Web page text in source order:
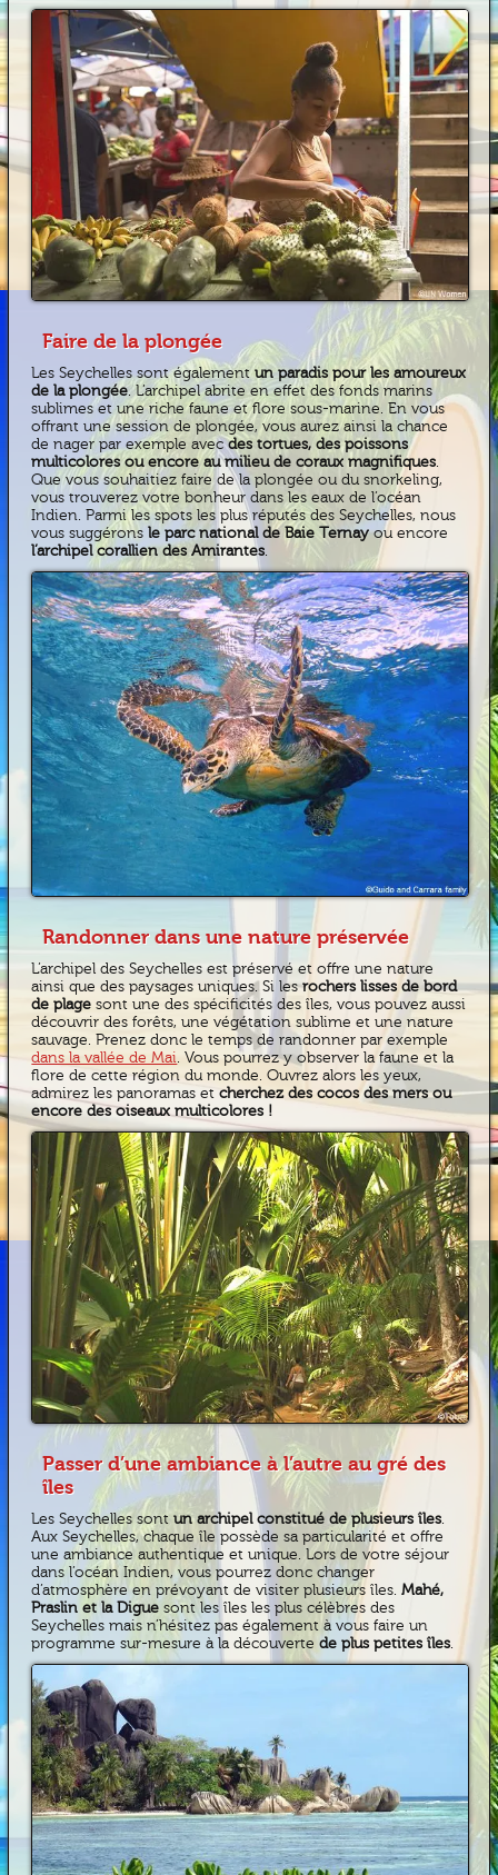
Faire de la plongée
Les Seychelles sont égalementun paradis pour les amoureux
de la plongée. L’archipel abrite en effet des fonds marins
sublimes et une riche faune et flore sous-marine. En vous
offrant une session de plongée, vous aurez ainsi la chance
de nager par exemple avecdes tortues, des poissons
multicolores ou encore au milieu de coraux magnifiques.
Que vous souhaitiez faire de la plongée ou du snorkeling,
vous trouverez votre bonheur dans les eaux de l’océan
Indien. Parmi les spots les plus réputés des Seychelles, nous
vous suggérons le parc national de Baie Ternayou encore
l’archipel corallien des Amirantes.
Randonner dans une nature préservée
L’archipel des Seychelles est préservé et offre une nature
ainsi que des paysages uniques. Si lesrochers lisses de bord
de plage sont une des spécificités des îles, vous pouvez aussi
découvrir des forêts, une végétation sublime et une nature
sauvage. Prenez donc le temps de randonner par exemple
dans la vallée de Mai. Vous pourrez y observer la faune et la
flore de cette région du monde. Ouvrez alors les yeux,
admirez les panoramas etcherchez des cocos des mers ou
encore des oiseaux multicolores !
Passer d’une ambiance à l’autre au gré des
îles
Les Seychelles sontun archipel constitué de plusieurs îles.
Aux Seychelles, chaque île possède sa particularité et offre
une ambiance authentique et unique. Lors de votre séjour
dans l’océan Indien, vous pourrez donc changer
d’atmosphère en prévoyant de visiter plusieurs îles. Mahé,
Praslin et la Digue sont les îles les plus célèbres des
Seychelles mais n’hésitez pas également à vous faire un
programme sur-mesure à la découvertede plus petites îles.